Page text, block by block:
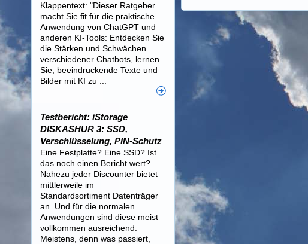
Klappentext: "Dieser Ratgeber
macht Sie fit für die praktische
Anwendung von ChatGPT und
anderen KI-Tools: Entdecken Sie
die Stärken und Schwächen
verschiedener Chatbots, lernen
Sie, beeindruckende Texte und
Bilder mit KI zu ...
Testbericht: iStorage
DISKASHUR 3: SSD,
Verschlüsselung, PIN-Schutz
Eine Festplatte? Eine SSD? Ist
das noch einen Bericht wert?
Nahezu jeder Discounter bietet
mittlerweile im
Standardsortiment Datenträger
an. Und für die normalen
Anwendungen sind diese meist
vollkommen ausreichend.
Meistens, denn was passiert,